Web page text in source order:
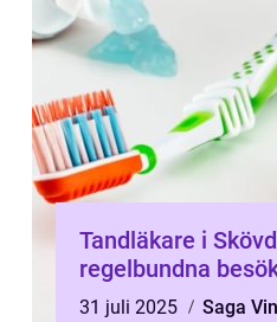
Tandläkare i
regelbundna
31 juli 2025
Saga